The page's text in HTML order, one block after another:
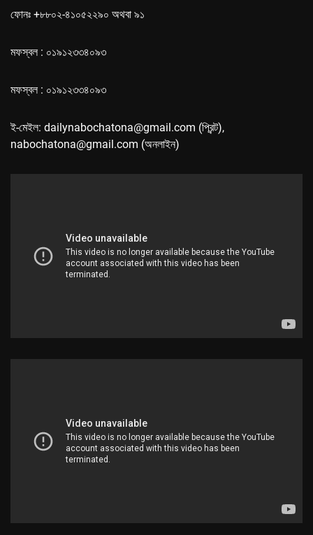
ফোনঃ +৮৮০২-৪১০৫২২৯০ অথবা ৯১
মফস্বল : ০১৯১২৩৩৪০৯৩
মফস্বল : ০১৯১২৩৩৪০৯৩
ই-মেইল: dailynabochatona@gmail.com (প্রিন্ট),
nabochatona@gmail.com (অনলাইন)